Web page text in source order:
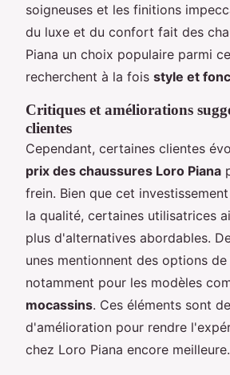
soigneuses et les finitions
du luxe et du confort fait des
Piana un choix populaire parmi
recherchent à la fois style et
Critiques et améliorations
clientes
Cependant, certaines clientes
prix des chaussures Loro Piana
frein. Bien que cet
la qualité, certaines utilisatrices
plus d'alternatives abordables.
unes mentionnent des options
notamment pour les modèles
mocassins. Ces éléments sont
d'amélioration pour rendre
chez Loro Piana encore meilleure.